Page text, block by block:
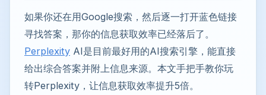
如果你还在用Google搜索，然后逐一打开蓝色链接
寻找答案，那你的信息获取效率已经落后了。
Perplexity AI是目前最好用的AI搜索引擎，能直接
给出综合答案并附上信息来源。本文手把手教你玩
转Perplexity，让信息获取效率提升5倍。